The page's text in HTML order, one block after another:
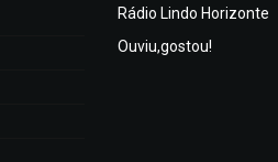
Rádio Lindo Horizonte
Ouviu,gostou!